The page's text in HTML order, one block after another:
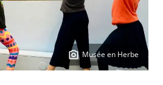
Musée en Herbe